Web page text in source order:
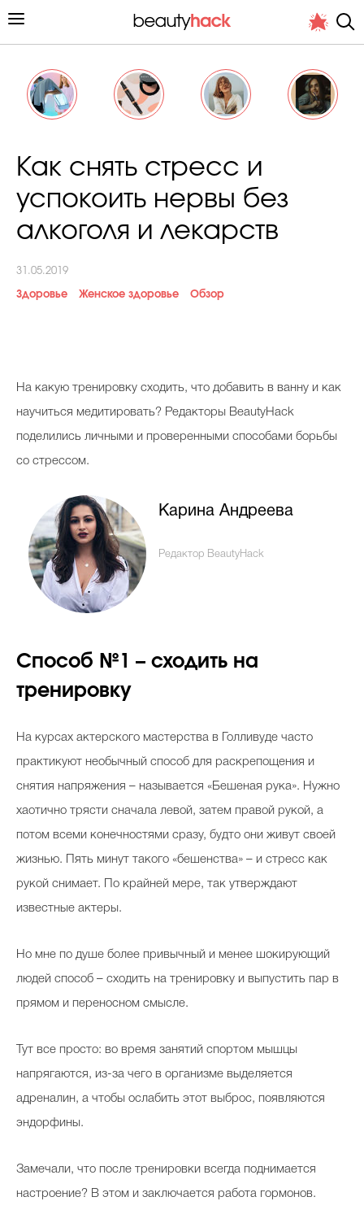
Вопрос эксперту
Папа может
Бьютихакер / Мама-хакер
Выбор визажистов
Полиция красоты
Хит недели от визажиста
Celebrity дня
Интервью со звездой
Тесты
Как снять стресс и
успокоить нервы без
алкоголя и лекарств
31.05.2019
Здоровье Женское здоровье Обзор
На какую тренировку сходить, что добавить в ванну и как
научиться медитировать? Редакторы BeautyHack
поделились личными и проверенными способами борьбы
со стрессом.
Карина Андреева
Редактор BeautyHack
Способ №1 – сходить на
тренировку
На курсах актерского мастерства в Голливуде часто
практикуют необычный способ для раскрепощения и
снятия напряжения ­– называется «Бешеная рука». Нужно
хаотично трясти сначала левой, затем правой рукой, а
потом всеми конечностями сразу, будто они живут своей
жизнью. Пять минут такого «бешенства» – и стресс как
рукой снимает. По крайней мере, так утверждают
известные актеры.
Но мне по душе более привычный и менее шокирующий
людей способ – сходить на тренировку и выпустить пар в
прямом и переносном смысле.
Тут все просто: во время занятий спортом мышцы
напрягаются, из-за чего в организме выделяется
адреналин, а чтобы ослабить этот выброс, появляются
эндорфины.
Замечали, что после тренировки всегда поднимается
настроение? В этом и заключается работа гормонов.